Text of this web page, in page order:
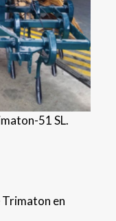
51 SL.
Trimaton en